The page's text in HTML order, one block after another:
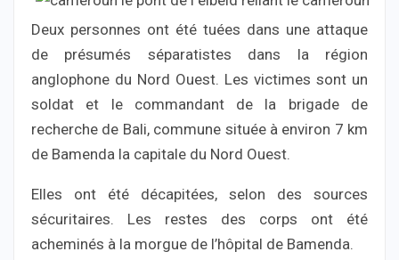
Deux personnes ont été tuées dans une attaque
de présumés séparatistes dans la région
anglophone du Nord Ouest. Les victimes sont un
soldat et le commandant de la brigade de
recherche de Bali, commune située à environ 7 km
de Bamenda la capitale du Nord Ouest.
Elles ont été décapitées, selon des sources
sécuritaires. Les restes des corps ont été
acheminés à la morgue de l’hôpital de Bamenda.